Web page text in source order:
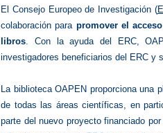
El Consejo Europeo de Investigación (
colaboración para promover el
libros. Con la ayuda del ERC,
investigadores beneficiarios del ERC y
La biblioteca OAPEN proporciona una
de todas las áreas científicas, en
parte del nuevo proyecto financiado